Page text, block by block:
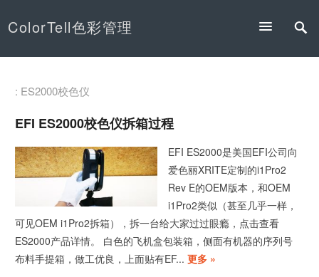
ColorTell色彩管理
: ES2000校色仪
EFI ES2000校色仪拆箱过程
EFI ES2000是美国EFI公司向
爱色丽XRITE定制的i1Pro2
Rev E的OEM版本，和OEM
i1Pro2类似（甚至几乎一样，
可见OEM i1Pro2拆箱），拆一台给大家过过眼瘾，点击查看
ES2000产品详情。 白色的飞机盒包装箱，侧面有机器的序列号
布料手提箱，做工优良，上面贴有EF...更多 »